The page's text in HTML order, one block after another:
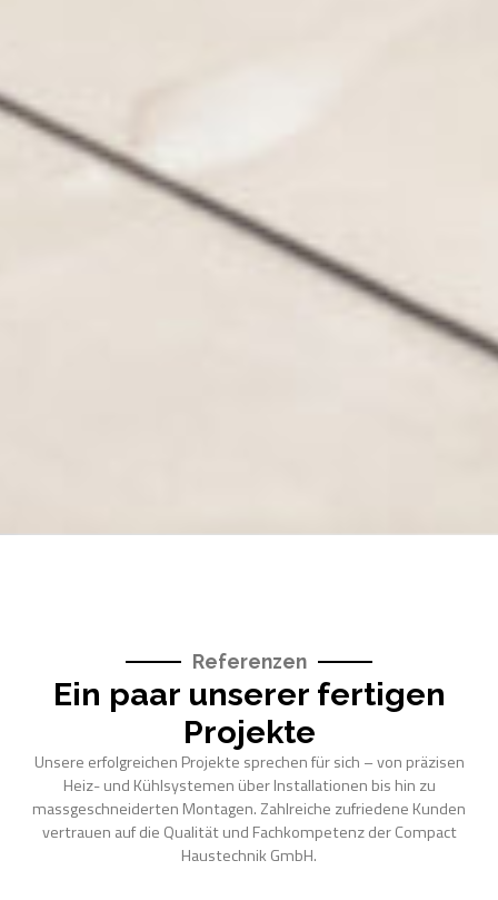
Referenzen
Ein paar unserer fertigen
Projekte
Unsere erfolgreichen Projekte sprechen für sich – von präzisen
Heiz- und Kühlsystemen über Installationen bis hin zu
massgeschneiderten Montagen. Zahlreiche zufriedene Kunden
vertrauen auf die Qualität und Fachkompetenz der Compact
Haustechnik GmbH.